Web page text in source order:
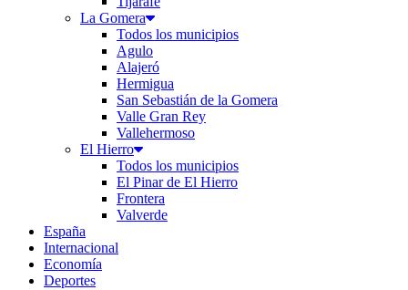
La Gomera
Todos los municipios
Agulo
Alajeró
Hermigua
San Sebastián de la Gomera
Valle Gran Rey
Vallehermoso
El Hierro
Todos los municipios
El Pinar de El Hierro
Frontera
Valverde
España
Internacional
Economía
Deportes